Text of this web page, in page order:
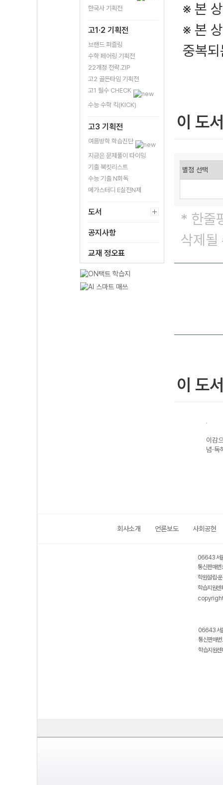
한국사 기획전
고1·2 기획전
브랜드 퍼즐링
수학 페어링 기획전
22개정 전략.ZIP
고2 골든타임 기획전
고1 필수 CHECK
수능 수학 킥(KICK)
고3 기획전
여름방학 학습진단
지금은 문제풀이 타이밍
기출 북킷리스트
수능 기출 N회독
메가스터디 E실전N제
도서
공지사항
교재 정오표
※ 본
※ 본
중복
이 도
* 한줄
삭제될
이 도
과
회사소개 언론보도 사회공헌
06643 서
통신판매
학원설립·
학습지원
06643 서
통신판매
학습지원